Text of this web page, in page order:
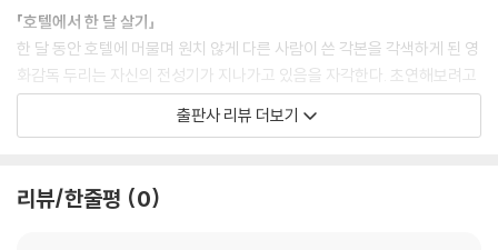
호텔에서 일하면서 정현은 인간이 만들어내는 다양한 분비물에 매번 새롭
게 놀라곤 했다. 인간의 체액이 얼마나 다양한 색깔과 점도를 지니는지, 체
모는 또 얼마나 다양한 두께와 길이, 곱슬거리는 정도가 다른지.
용서를 구해야 할 상대에게 이렇게 터무니없는 이해를 구하기도 했다.
--- p.105
음을 흔들어놓는다. (스포일러 : ‘남자’와 ‘여자’는 부부이고 ‘여자’는 생일
선물로 자신이 좋아하는 프랑스 소설에서 읽은 대낮의 정사 장면을 재현해
보고 싶다고 ‘남자’에게 요청한 것) 그 프랑스 소설은 바로 2022 노벨문학
상 아니 에르노의 ‘단순한 열정’이다.
「하우스키핑」
그라프 호텔의 하우스키핑 메이드 일을 천직처럼 생각하는 정현은 오늘도
「호텔에서 한 달 살기」
한 달 동안 호텔에 머물며 원치 않게 다른 사람이 쓴 각본을 각색하게 된 영
화감독 두리는 자신의 전성기가 지나가고 있음을 자각한다. 초연해보려고
애쓰지만 종종 ‘나는 지금 여기서 뭘 하고 있지’라며 당혹해하는 그는 뜻밖
의 방문객을 통해 자신이 진심으로 원하는 것이 무엇인지를 알게 된다.
영업 부진으로 낮 시간 대실 상품을 내놓은 호텔에 ‘여자’를 만나러 가는
출판사 리뷰 더보기
리뷰/한줄평 0